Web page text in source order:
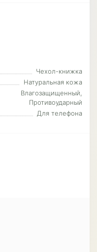
Чехол-книжка
Натуральная кожа
Влагозащищенный,
Противоударный
Для телефона